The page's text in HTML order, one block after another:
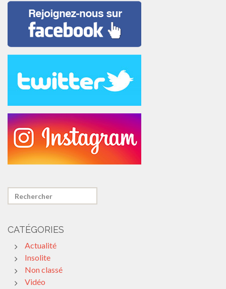
CATÉGORIES
Actualité
Insolite
Non classé
Vidéo